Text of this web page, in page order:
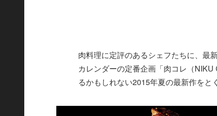
肉料理に定評のあるシェフたちに、最
カレンダーの定番企画「肉コレ（
るかもしれない2015年夏の最新作をと